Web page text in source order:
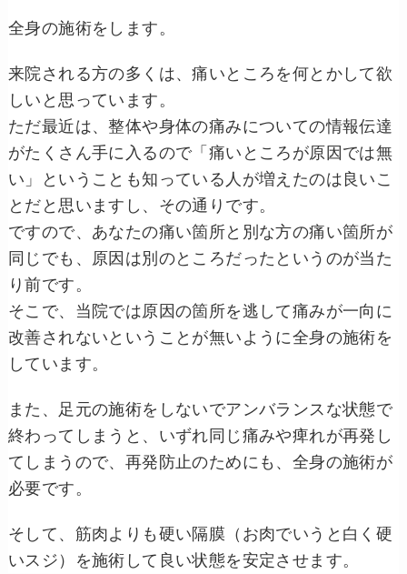
全身の施術をします。
来院される方の多くは、痛いところを何とかして欲
しいと思っています。
ただ最近は、整体や身体の痛みについての情報伝達
がたくさん手に入るので「痛いところが原因では無
い」ということも知っている人が増えたのは良いこ
とだと思いますし、その通りです。
ですので、あなたの痛い箇所と別な方の痛い箇所が
同じでも、原因は別のところだったというのが当た
り前です。
そこで、当院では原因の箇所を逃して痛みが一向に
改善されないということが無いように全身の施術を
しています。
また、足元の施術をしないでアンバランスな状態で
終わってしまうと、いずれ同じ痛みや痺れが再発し
てしまうので、再発防止のためにも、全身の施術が
必要です。
そして、筋肉よりも硬い隔膜（お肉でいうと白く硬
いスジ）を施術して良い状態を安定させます。